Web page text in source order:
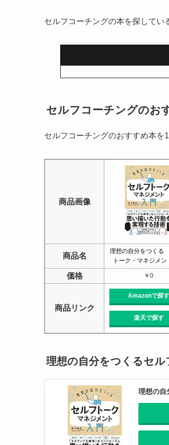
セルフコーチングの本を探してい
セルフコーチングのお
セルフコーチングのおすすめ本を
商品画像
商品名
理想の自分をつくる
トーク・マネジメ
価格 ￥0
商品リンク
Amazonで探す
楽天で探す
理想の自分をつくるセ
理想の自